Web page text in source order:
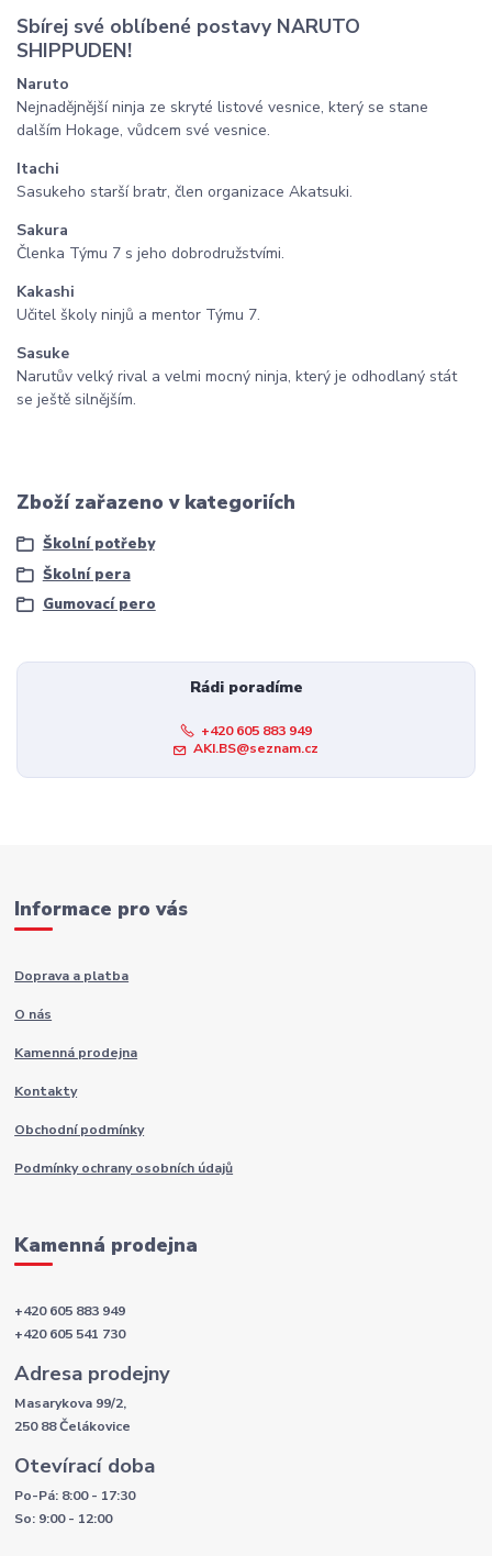
Sbírej své oblíbené postavy NARUTO
SHIPPUDEN!
Naruto
Nejnadějnější ninja ze skryté listové vesnice, který se stane
dalším Hokage, vůdcem své vesnice.
Itachi
Sasukeho starší bratr, člen organizace Akatsuki.
Sakura
Členka Týmu 7 s jeho dobrodružstvími.
Kakashi
Učitel školy ninjů a mentor Týmu 7.
Sasuke
Narutův velký rival a velmi mocný ninja, který je odhodlaný stát
se ještě silnějším.
Zboží zařazeno v kategoriích
Školní potřeby
Školní pera
Gumovací pero
Rádi poradíme
+420 605 883 949
AKI.BS@seznam.cz
Informace pro vás
Doprava a platba
O nás
Kamenná prodejna
Kontakty
Obchodní podmínky
Podmínky ochrany osobních údajů
Kamenná prodejna
+420 605 883 949
+420 605 541 730
Adresa prodejny
Masarykova 99/2,
250 88 Čelákovice
Otevírací doba
Po-Pá: 8:00 - 17:30
So: 9:00 - 12:00